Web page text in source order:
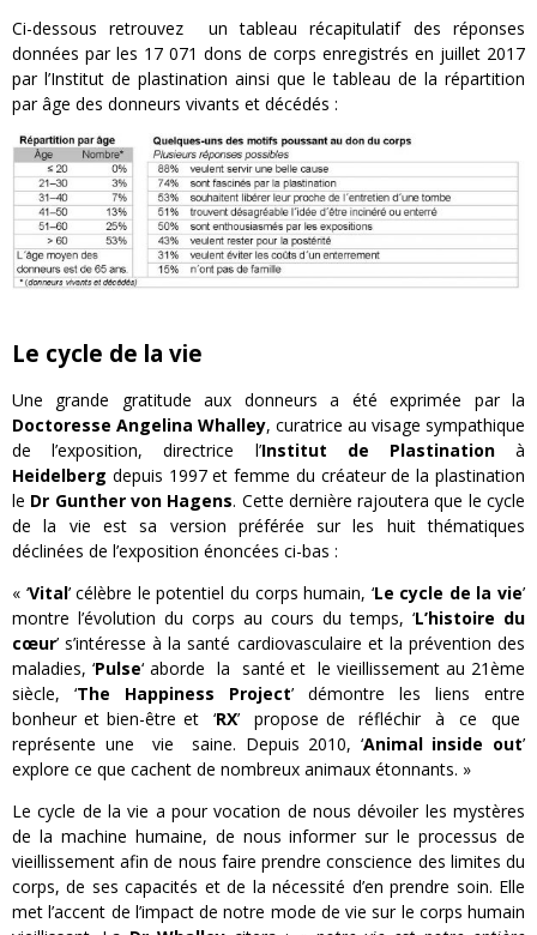
Ci-dessous retrouvez un tableau récapitulatif des réponses
données par les 17 071 dons de corps enregistrés en juillet 2017
par l’Institut de plastination ainsi que le tableau de la répartition
par âge des donneurs vivants et décédés :
Le cycle de la vie
Une grande gratitude aux donneurs a été exprimée par la
Doctoresse Angelina Whalley, curatrice au visage sympathique
de l’exposition, directrice l’Institut de Plastinationà
Heidelberg depuis 1997 et femme du créateur de la plastination
le Dr Gunther von Hagens. Cette dernière rajoutera que le cycle
de la vie est sa version préférée sur les huit thématiques
déclinées de l’exposition énoncées ci-bas :
« ‘Vital’ célèbre le potentiel du corps humain, ‘Le cycle de la vie’
montre l’évolution du corps au cours du temps, ‘L’histoire du
cœur’ s’intéresse à la santé cardiovasculaire et la prévention des
maladies, ‘Pulse‘ aborde la santé et le vieillissement au 21ème
siècle, ‘The Happiness Project’ démontre les liens entre
bonheur et bien-être et ‘RX’ propose de réfléchir à ce que
représente une vie saine. Depuis 2010, ‘Animal inside out’
explore ce que cachent de nombreux animaux étonnants. »
Le cycle de la vie a pour vocation de nous dévoiler les mystères
de la machine humaine, de nous informer sur le processus de
vieillissement afin de nous faire prendre conscience des limites du
corps, de ses capacités et de la nécessité d’en prendre soin. Elle
met l’accent de l’impact de notre mode de vie sur le corps humain